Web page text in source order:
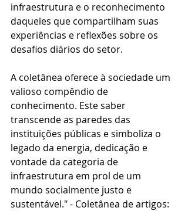
infraestrutura e o reconhecimento
daqueles que compartilham suas
experiências e reflexões sobre os
desafios diários do setor.
A coletânea oferece à sociedade um
valioso compêndio de
conhecimento. Este saber
transcende as paredes das
instituições públicas e simboliza o
legado da energia, dedicação e
vontade da categoria de
infraestrutura em prol de um
mundo socialmente justo e
sustentável." - Coletânea de artigos: